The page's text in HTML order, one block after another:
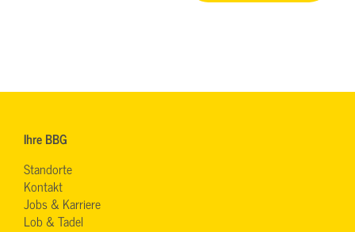
Ihre BBG
Standorte
Kontakt
Jobs & Karriere
Lob & Tadel